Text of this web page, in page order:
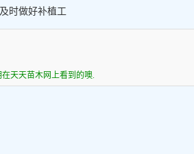
时做好补植工
天天苗木网上看到的噢.